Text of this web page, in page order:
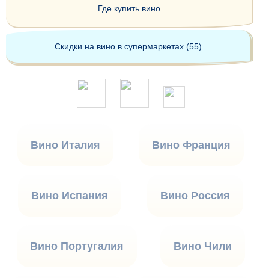
Где купить вино
Скидки на вино в супермаркетах (55)
Вино Италия Вино Франция
Вино Испания Вино Россия
Вино Португалия Вино Чили